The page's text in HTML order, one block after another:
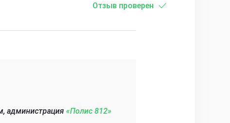
Отзыв проверен
администрация «Полис 812»‎